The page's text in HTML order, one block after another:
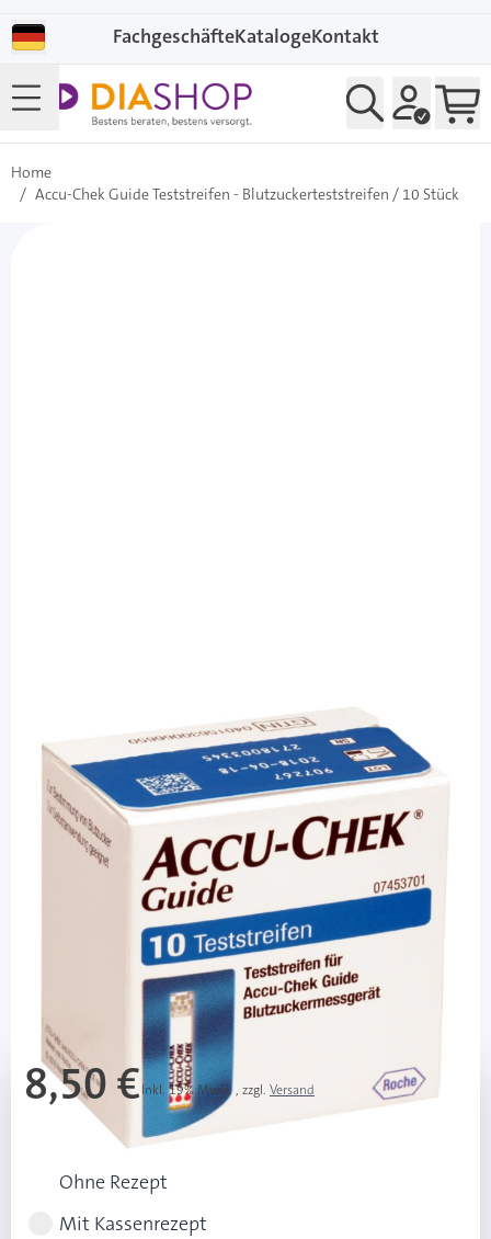
FachgeschäfteKatalogeKontakt
Home
/ Accu-Chek Guide Teststreifen - Blutzuckerteststreifen / 10 Stück
Accu-Chek Guide Teststreifen -
Blutzuckerteststreifen / 10 Stück
PZN: 11664890 / Diashop.de Kat.-Nr. 112185
Lieferzeit 3-7 Werktage
Besonderheiten
Große Blutauftragsfläche
Mehr über das Produkt
8,50 €Inkl. 19% Mwst., zzgl. Versand
Rezeptart wählen
Ohne Rezept
Mit Kassenrezept